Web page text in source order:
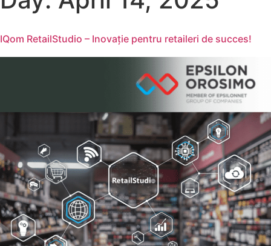
IQom RetailStudio – Inovație pentru retaileri de succes!